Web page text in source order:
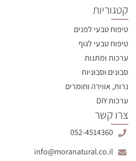
קטגוריות
טיפוח טבעי לפנים
טיפוח טבעי לגוף
ערכות ומתנות
סבונים וסבוניות
נרות, אווירה וחומרים
ערכות DIY
צרו קשר
052-4514360
info@moranatural.co.il